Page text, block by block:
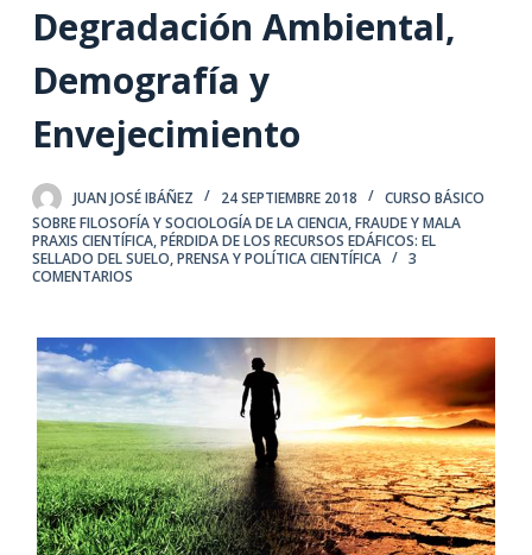
d
o
Degradación Ambiental,
Demografía y
Envejecimiento
JUAN JOSÉ IBÁÑEZ 24 SEPTIEMBRE 2018
CURSO BÁSICO
SOBRE FILOSOFÍA Y SOCIOLOGÍA DE LA CIENCIA,FRAUDE Y MALA
PRAXIS CIENTÍFICA,PÉRDIDA DE LOS RECURSOS EDÁFICOS: EL
SELLADO DEL SUELO,PRENSA Y POLÍTICA CIENTÍFICA
3
COMENTARIOS